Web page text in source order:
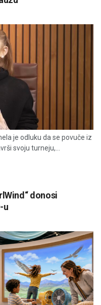
je odluku da se povuče iz
svoju turneju,...
donosi
u